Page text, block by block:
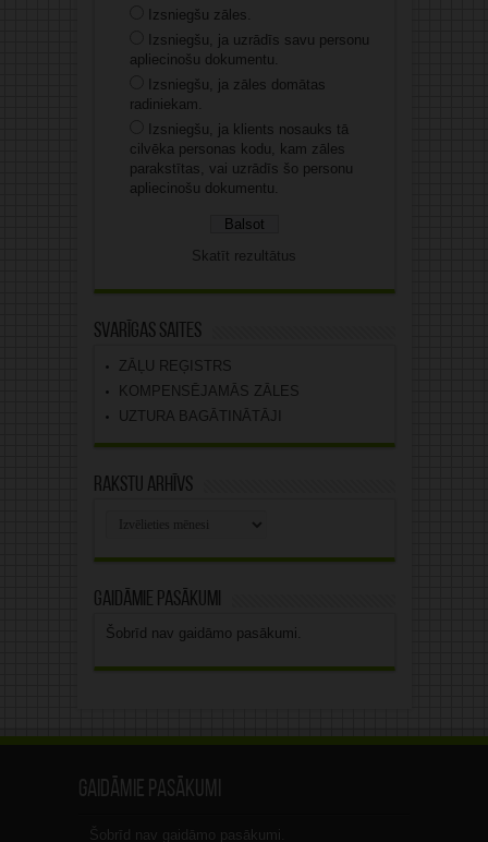
Izsniegšu zāles.
Izsniegšu, ja uzrādīs savu personu
apliecinošu dokumentu.
Izsniegšu, ja zāles domātas
radiniekam.
Izsniegšu, ja klients nosauks tā
cilvēka personas kodu, kam zāles
parakstītas, vai uzrādīs šo personu
apliecinošu dokumentu.
Skatīt rezultātus
Svarīgas saites
ZĀĻU REĢISTRS
KOMPENSĒJAMĀS ZĀLES
UZTURA BAGĀTINĀTĀJI
Rakstu arhīvs
Gaidāmie pasākumi
Šobrīd nav gaidāmo pasākumi.
Gaidāmie pasākumi
Šobrīd nav gaidāmo pasākumi.